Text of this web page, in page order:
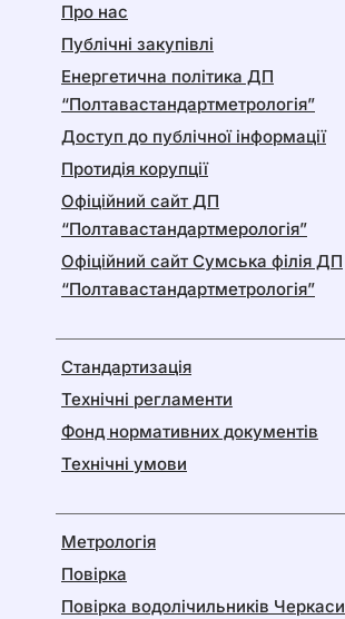
Про нас
Публічні закупівлі
Енергетична політика ДП
“Полтавастандартметрологія”
Доступ до публічної інформації
Протидія корупції
Офіційний сайт ДП
“Полтавастандартмерологія”
Офіційний сайт Сумська філія ДП
“Полтавастандартметрологія”
Стандартизація
Технічні регламенти
Фонд нормативних документів
Технічні умови
Метрологія
Повірка
Повірка водолічильників Черкаси